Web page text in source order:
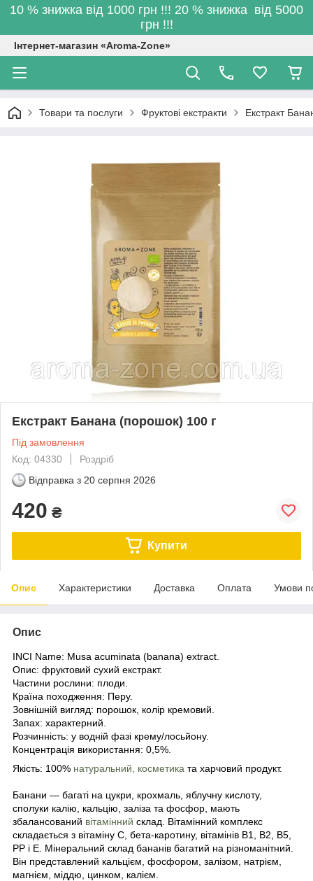
10 % знижка від 1000 грн !!! 20 % знижка від 5000
грн !!!
Інтернет-магазин «Aroma-Zone»
Товари та послуги Фруктові екстракти Екстракт
Екстракт Банана (порошок) 100 г
Під замовлення
Код: 04330
Роздріб
Відправка з 20 серпня 2026
420 ₴
Купити
Опис Характеристики Доставка Оплата Умови
Опис
INCI Name: Musa acuminata (banana) extract.
Опис: фруктовий сухий екстракт.
Частини рослини: плоди.
Країна походження: Перу.
Зовнішній вигляд: порошок, колір кремовий.
Запах: характерний.
Розчинність: у водній фазі крему/лосьйону.
Концентрація використання: 0,5%.
Якість: 100% натуральний, косметика та харчовий продукт.
Банани — багаті на цукри, крохмаль, яблучну кислоту,
сполуки калію, кальцію, заліза та фосфор, мають
збалансований вітамінний склад. Вітамінний комплекс
складається з вітаміну С, бета-каротину, вітамінів B1, B2, B5,
PP і E. Мінеральний склад бананів багатий на різноманітний.
Він представлений кальцієм, фосфором, залізом, натрієм,
магнієм, міддю, цинком, калієм.